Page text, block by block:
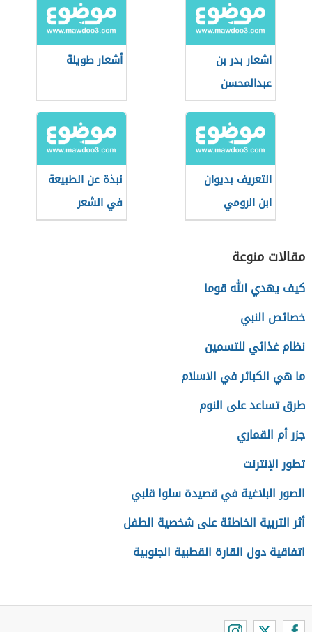
اشعار بدر بن
عبدالمحسن
أشعار طويلة
التعريف بديوان
ابن الرومي
نبذة عن الطبيعة
في الشعر
الأندلسي
مقالات منوعة
كيف يهدي الله قوما
خصائص النبي
نظام غذائي للتسمين
ما هي الكبائر في الاسلام
طرق تساعد على النوم
جزر أم القماري
تطور الإنترنت
الصور البلاغية في قصيدة سلوا قلبي
أثر التربية الخاطئة على شخصية الطفل
اتفاقية دول القارة القطبية الجنوبية